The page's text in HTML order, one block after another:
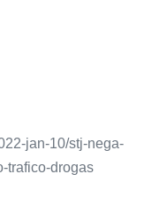
jan-10/stj-nega-
trafico-drogas